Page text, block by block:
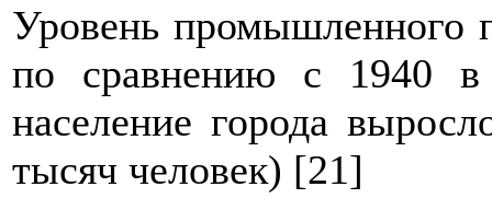
Уровень промышленного
по сравнению с 1940
население города
тысяч человек) [21]